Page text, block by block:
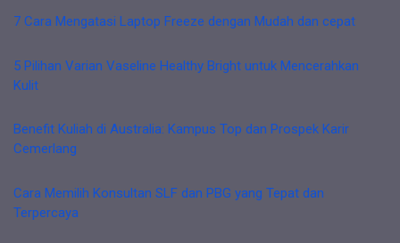
7 Cara Mengatasi Laptop Freeze dengan Mudah dan cepat
5 Pilihan Varian Vaseline Healthy Bright untuk Mencerahkan
Kulit
Benefit Kuliah di Australia: Kampus Top dan Prospek Karir
Cemerlang
Cara Memilih Konsultan SLF dan PBG yang Tepat dan
Terpercaya